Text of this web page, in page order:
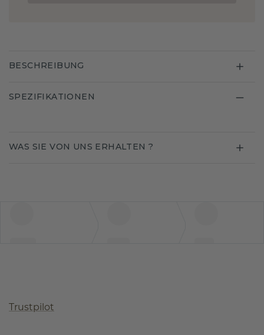
BESCHREIBUNG
SPEZIFIKATIONEN
WAS SIE VON UNS ERHALTEN ?
Trustpilot